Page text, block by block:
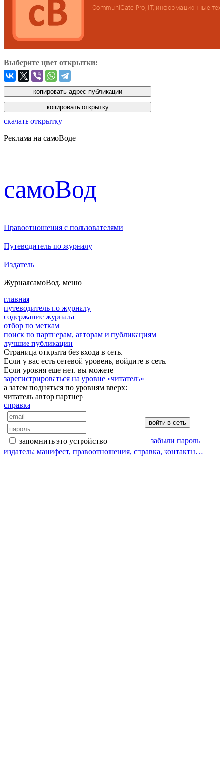
Выберите цвет открытки:
скачать открытку
Реклама на самоВоде
cамоВод
Правоотношения с пользователями
Путеводитель по журналу
Издатель
ЖурналсамоВод. меню
главная
путеводитель по журналу
содержание журнала
отбор по меткам
поиск по партнерам, авторам и публикациям
лучшие публикации
Страница открыта без входа в сеть.
Если у вас есть сетевой уровень, войдите в сеть.
Если уровня еще нет, вы можете
зарегистрироваться на уровне «читатель»
а затем подняться по уровням вверх:
читатель автор партнер
справка
запомнить это устройство
забыли пароль
издатель: манифест, правоотношения, справка, контакты…